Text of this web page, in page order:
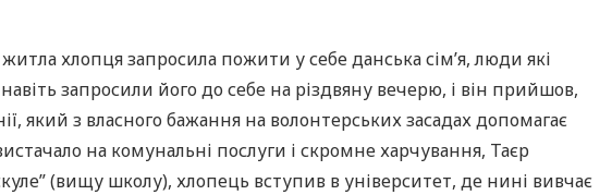
хлопця запросила пожити у себе данська сім’я, люди які
запросили його до себе на різдвяну вечерю, і він прийшов,
який з власного бажання на волонтерських засадах допомагає
на комунальні послуги і скромне харчування, Таєр
(вищу школу), хлопець вступив в університет, де нині вивчає